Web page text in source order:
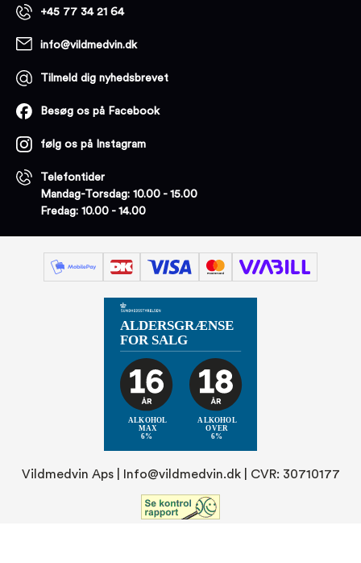
+45 77 34 21 64
info@vildmedvin.dk
Tilmeld dig nyhedsbrevet
Besøg os på Facebook
følg os på Instagram
Telefontider
Mandag-Torsdag: 10.00 - 15.00
Fredag: 10.00 - 14.00
Vildmedvin Aps | Info@vildmedvin.dk| CVR: 30710177